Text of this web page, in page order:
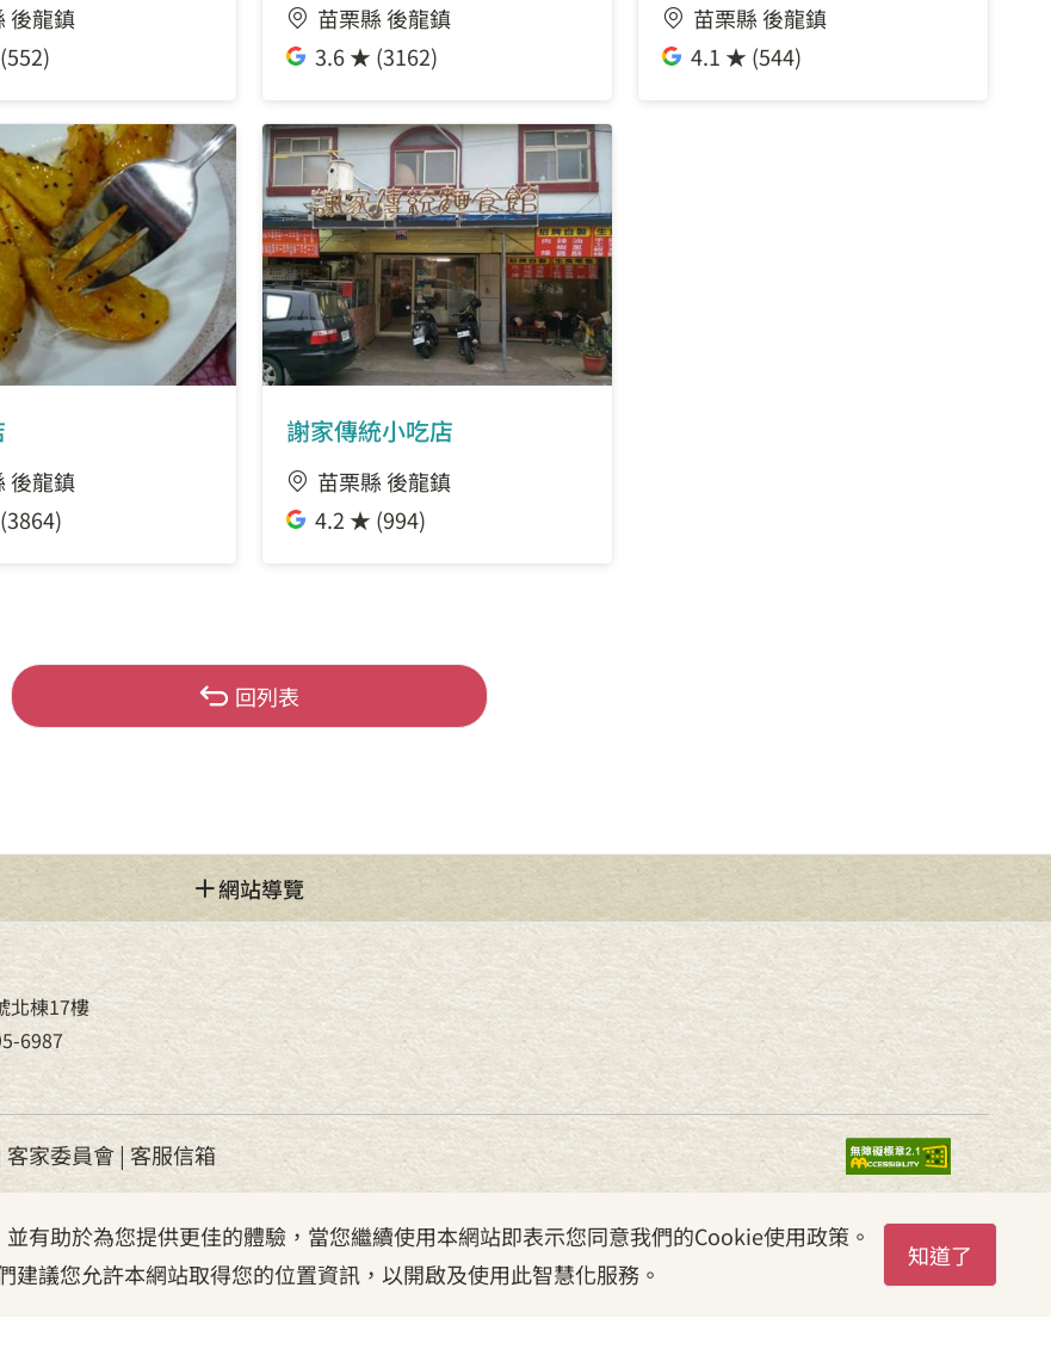
有助於為您提供更佳的體驗，當您繼續使用本網站即表示您同意我們的Cookie使用政策。
議您允許本網站取得您的位置資訊，以開啟及使用此智慧化服務。
知道了
後龍鎮
苗栗縣 後龍鎮
3.6 ★ (3162)
苗栗縣 後龍鎮
4.1 ★ (544)
後龍鎮
謝家傳統小吃店
苗栗縣 後龍鎮
4.2 ★ (994)
回列表
網站導覽
北棟17樓
6987
客家委員會| 客服信箱